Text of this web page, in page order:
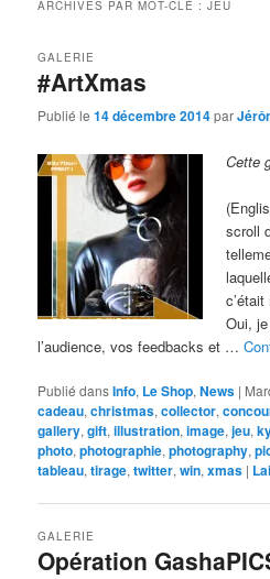
ARCHIVES PAR MOT-CLÉ :JEU
#ArtXmas
GALERIE
Publié le14 décembre 2014par
Cette
scroll
Oui,
l’audience, vos feedbacks et …
Publié dansInfo, Le Shop,News |
cadeau,christmas,collector,
gallery,gift,illustration,image,jeu,
photo,photographie,photography,
tableau,tirage,twitter,win,xmas |
Opération
GALERIE